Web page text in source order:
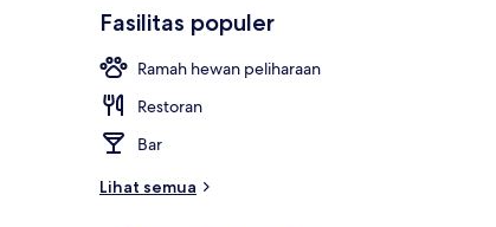
Fasilitas populer
Ramah hewan peliharaan
Restoran
Bar
Lihat semua